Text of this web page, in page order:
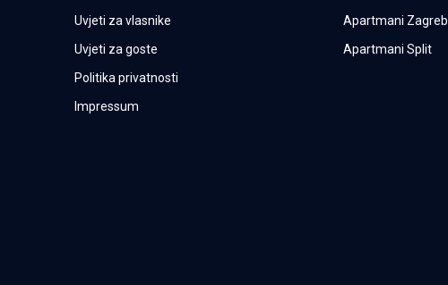
Uvjeti za vlasnike
Uvjeti za goste
Politika privatnosti
Impressum
Apartmani Zagreb
Apartmani Split